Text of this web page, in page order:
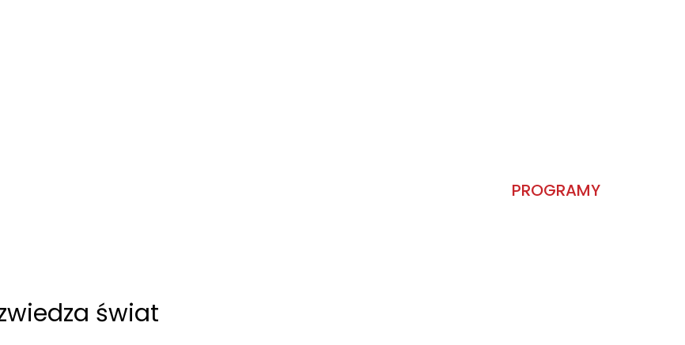
PROGRAMY
świat